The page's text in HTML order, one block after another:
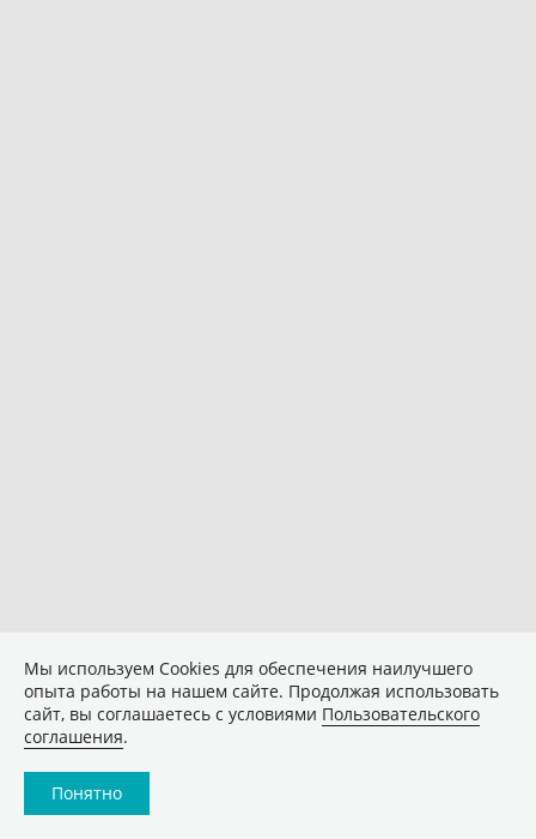
Мы используем Сookies для обеспечения наилучшего
опыта работы на нашем сайте. Продолжая использовать
сайт, вы соглашаетесь с условиями Пользовательского
соглашения.
Понятно